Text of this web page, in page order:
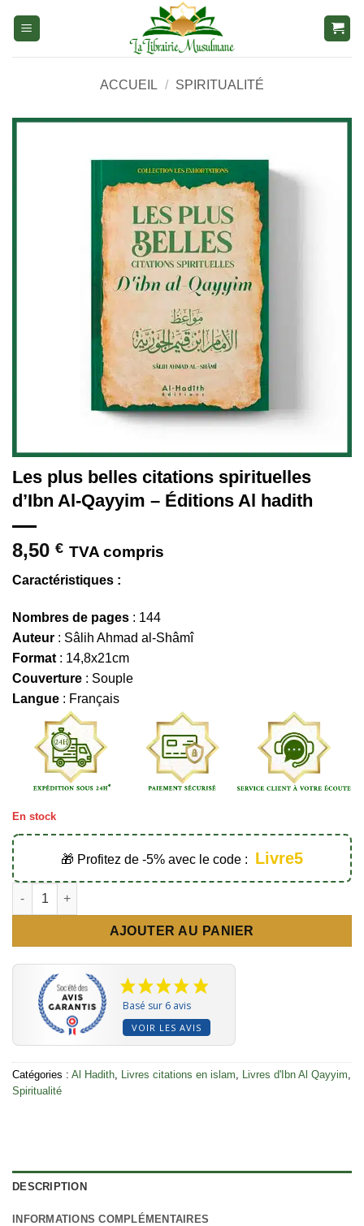
ACCUEIL / SPIRITUALITÉ
Les plus belles citations spirituelles
d’Ibn Al-Qayyim – Éditions Al hadith
8,50 € TVA compris
Caractéristiques :
Nombres de pages : 144
Auteur : Sâlih Ahmad al-Shâmî
Format : 14,8x21cm
Couverture : Souple
Langue : Français
En stock
🎁 Profitez de -5% avec le code : Livre5
quantité de Les plus belles citations spirituelles d'Ibn Al-
AJOUTER AU PANIER
Basé sur 6 avis
VOIR LES AVIS
Catégories : Al Hadith Livres citations en islam Livres d'Ibn Al Qayyim
Spiritualité
DESCRIPTION
INFORMATIONS COMPLÉMENTAIRES